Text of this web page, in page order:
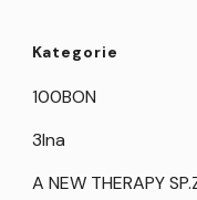
Kategorie
100BON
3Ina
A NEW THERAPY